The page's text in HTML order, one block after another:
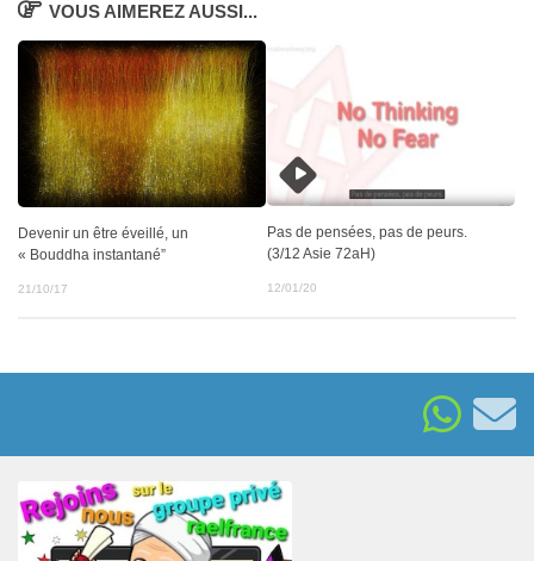
VOUS AIMEREZ AUSSI...
Devenir un être éveillé, un
« Bouddha instantané”
21/10/17
Pas de pensées, pas de peurs.
(3/12 Asie 72aH)
12/01/20